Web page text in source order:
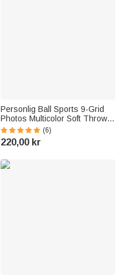
Personlig Ball Sports 9-Grid
Photos Multicolor Soft Throw
Blanket med navn og initialer
Julebursdagsgave til
idrettsutøvere Sportselskere
(6)
220,00 kr